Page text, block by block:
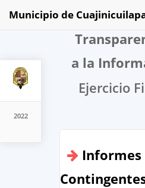
2022
Municipio de
a la
Ejercicio
Informes